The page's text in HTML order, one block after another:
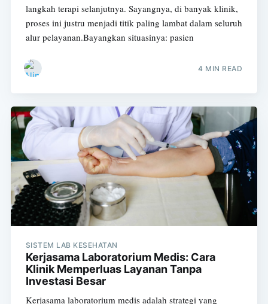
langkah terapi selanjutnya. Sayangnya, di banyak klinik,
proses ini justru menjadi titik paling lambat dalam seluruh
alur pelayanan.Bayangkan situasinya: pasien
4 MIN READ
SISTEM LAB KESEHATAN
Kerjasama Laboratorium Medis: Cara
Klinik Memperluas Layanan Tanpa
Investasi Besar
Kerjasama laboratorium medis adalah strategi yang